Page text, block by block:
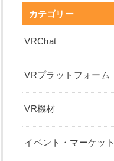
カテゴリー
VRChat
VRプラットフォーム
VR機材
イベント・マーケット